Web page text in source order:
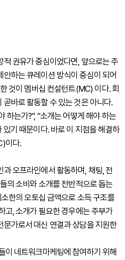
권유가 중심이었다면, 앞으로는 주
하는 큐레이션 방식이 중심이 되어
것이 멤버십 컨설턴트(MC) 이다. 회
바로 활동할 수 있는 것은 아니다.
하는가?”, “소개는 어떻게 해야 하는
기 때문이다. 바로 이 지점을 해결하
이다.
오프라인에서 활동하며, 채팅, 전
의 소비와 소개를 전반적으로 돕는
한의 오토십 금액으로 소득 구조를
고, 소개가 필요한 경우에는 주부가
문가로서 대신 연결과 상담을 지원한
이 네트워크마케팅에 참여하기 위해